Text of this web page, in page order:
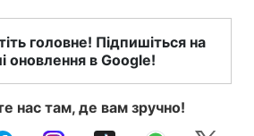
головне! Підпишіться на
оновлення в Google!
нас там, де вам зручно!